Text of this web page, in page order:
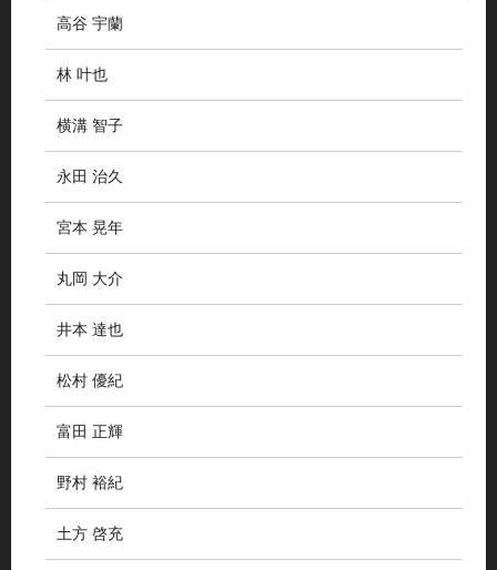
高谷 宇蘭
林 叶也
横溝 智子
永田 治久
宮本 晃年
丸岡 大介
井本 達也
松村 優紀
富田 正輝
野村 裕紀
土方 啓充